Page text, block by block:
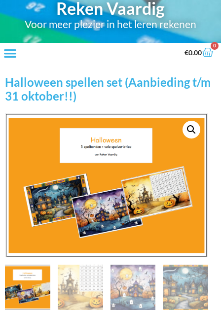
Reken Vaardig
Voor meer plezier in het leren rekenen
€0.00
0
Halloween spellen set (Aanbieding t/m
31 oktober!!)